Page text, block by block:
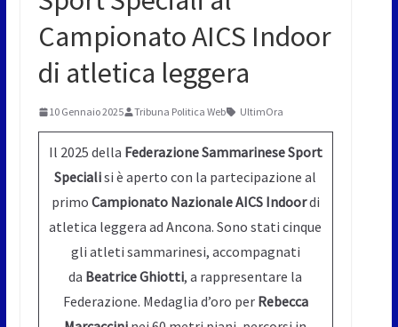
Campionato AICS Indoor
di atletica leggera
10 Gennaio 2025 Tribuna Politica Web UltimOra
Il 2025 della Federazione Sammarinese Sport
Specialisi è aperto con la partecipazione al
primo Campionato Nazionale AICS Indoordi
atletica leggera ad Ancona. Sono stati cinque
gli atleti sammarinesi, accompagnati
da Beatrice Ghiotti, a rappresentare la
Federazione. Medaglia d’oro per Rebecca